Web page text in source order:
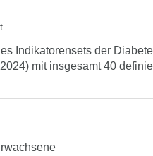
Indikatorensets der
mit insgesamt 40